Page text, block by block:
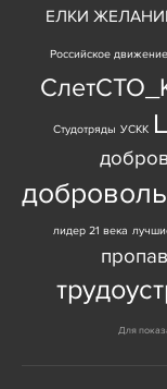
ЕЛКИ
Российское
Студотряды УСКК
лидер 21 века
Для